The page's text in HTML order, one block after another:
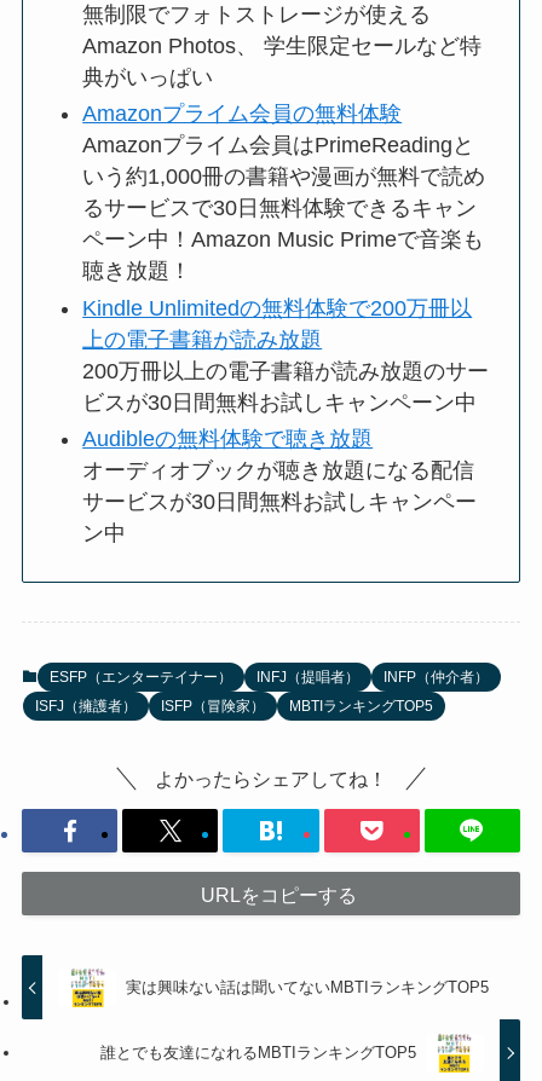
無制限でフォトストレージが使える
Amazon Photos、 学生限定セールなど特
典がいっぱい
Amazonプライム会員の無料体験
Amazonプライム会員はPrimeReadingと
いう約1,000冊の書籍や漫画が無料で読め
るサービスで30日無料体験できるキャン
ペーン中！Amazon Music Primeで音楽も
聴き放題！
Kindle Unlimitedの無料体験で200万冊以
上の電子書籍が読み放題
200万冊以上の電子書籍が読み放題のサー
ビスが30日間無料お試しキャンペーン中
Audibleの無料体験で聴き放題
オーディオブックが聴き放題になる配信
サービスが30日間無料お試しキャンペー
ン中
ESFP（エンターテイナー） INFJ（提唱者）
INFP（仲介者）
ISFJ（擁護者）
ISFP（冒険家） MBTIランキングTOP5
よかったらシェアしてね！
URLをコピーする
実は興味ない話は聞いてないMBTIランキングTOP5
誰とでも友達になれるMBTIランキングTOP5